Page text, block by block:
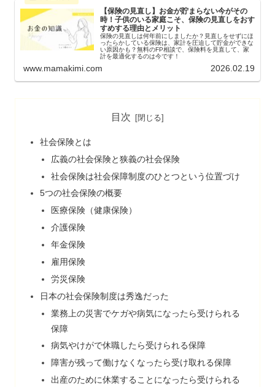
【保険の見直し】お金が貯まらない今がその
時！子供のいる家庭こそ、保険の見直しをおす
すめする理由とメリット
保険の見直しは何年前にしましたか？見直しをせずにほ
ったらかしている保険は、家計を圧迫して貯金ができな
い原因かも？無料のFP相談で、保険料を見直して、家
計を最適化するのは今です！
www.mamakimi.com 2026.02.19
目次
社会保険とは
広義の社会保険と狭義の社会保険
社会保険は社会保障制度のひとつという位置づけ
5つの社会保険の概要
医療保険（健康保険）
介護保険
年金保険
雇用保険
労災保険
日本の社会保険制度は秀逸だった
業務上の災害でケガや病気になったら受けられる
保障
病気やけがで休職したら受けられる保障
障害が残って働けなくなったら受け取れる保障
出産のために休業することになったら受けられる